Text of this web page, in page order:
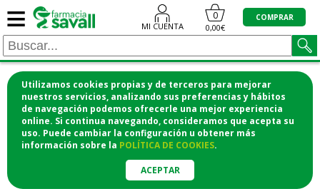
Utilizamos cookies propias y de terceros para mejorar
nuestros servicios, analizando sus preferencias y hábitos
de navegación podemos ofrecerle una mejor experiencia
online. Si continua navegando, consideramos que acepta su
uso. Puede cambiar la configuración u obtener más
información sobre la POLÍTICA DE COOKIES.
ACEPTAR
≡ MI CUENTA
0
0,00€
COMPRAR
¡COMPRA CÓMODAMENTE DESDE CASA Y RECOGE
EN LA FARMACIA!
o si lo prefieres te lo mandamos a casa
Protección solar >